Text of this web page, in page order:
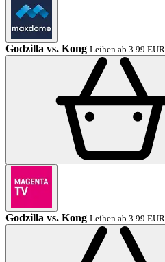
Godzilla vs. Kong Leihen ab 3.99 EUR
Godzilla vs. Kong Leihen ab 3.99 EUR